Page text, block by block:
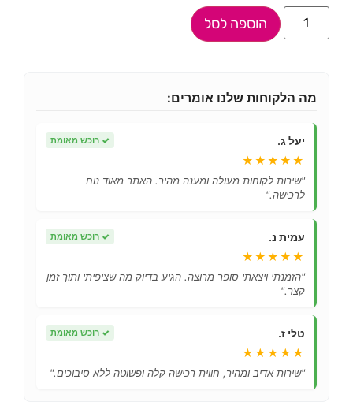
הוספה לסל
מה הלקוחות שלנו אומרים:
יעל ג. ✓ רוכש מאומת
★★★★★
"שירות לקוחות מעולה ומענה מהיר. האתר מאוד נוח
לרכישה."
עמית נ. ✓ רוכש מאומת
★★★★★
"הזמנתי ויצאתי סופר מרוצה. הגיע בדיוק מה שציפיתי ותוך זמן
קצר."
טלי ז. ✓ רוכש מאומת
★★★★★
"שירות אדיב ומהיר, חווית רכישה קלה ופשוטה ללא סיבוכים."